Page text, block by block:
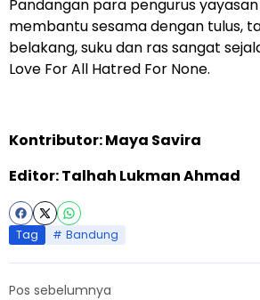
Pandangan para pengurus
membantu sesama dengan tulus,
belakang, suku dan ras sangat
Love For All Hatred For None.
Kontributor: Maya Savira
Editor: Talhah Lukman Ahmad
Tag Bandung
Pos sebelumnya